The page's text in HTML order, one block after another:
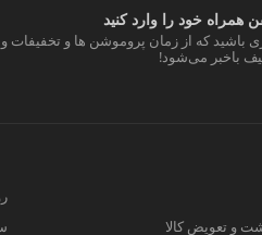
همراه خود را وارد کنید
باشید که از زمان پروموشن ها و تخفیفات
باخبر می‌شود!
و تعویض کالا